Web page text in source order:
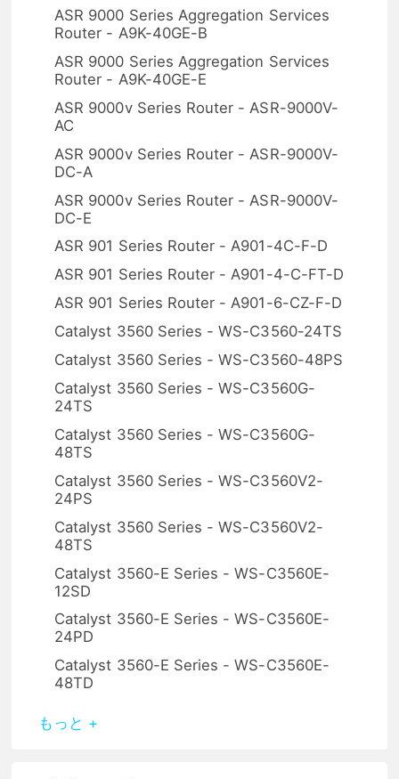
ASR 9000 Series Aggregation Services
Router - A9K-40GE-B
ASR 9000 Series Aggregation Services
Router - A9K-40GE-E
ASR 9000v Series Router - ASR-9000V-
AC
ASR 9000v Series Router - ASR-9000V-
DC-A
ASR 9000v Series Router - ASR-9000V-
DC-E
ASR 901 Series Router - A901-4C-F-D
ASR 901 Series Router - A901-4-C-FT-D
ASR 901 Series Router - A901-6-CZ-F-D
Catalyst 3560 Series - WS-C3560-24TS
Catalyst 3560 Series - WS-C3560-48PS
Catalyst 3560 Series - WS-C3560G-
24TS
Catalyst 3560 Series - WS-C3560G-
48TS
Catalyst 3560 Series - WS-C3560V2-
24PS
Catalyst 3560 Series - WS-C3560V2-
48TS
Catalyst 3560-E Series - WS-C3560E-
12SD
Catalyst 3560-E Series - WS-C3560E-
24PD
Catalyst 3560-E Series - WS-C3560E-
48TD
もっと +